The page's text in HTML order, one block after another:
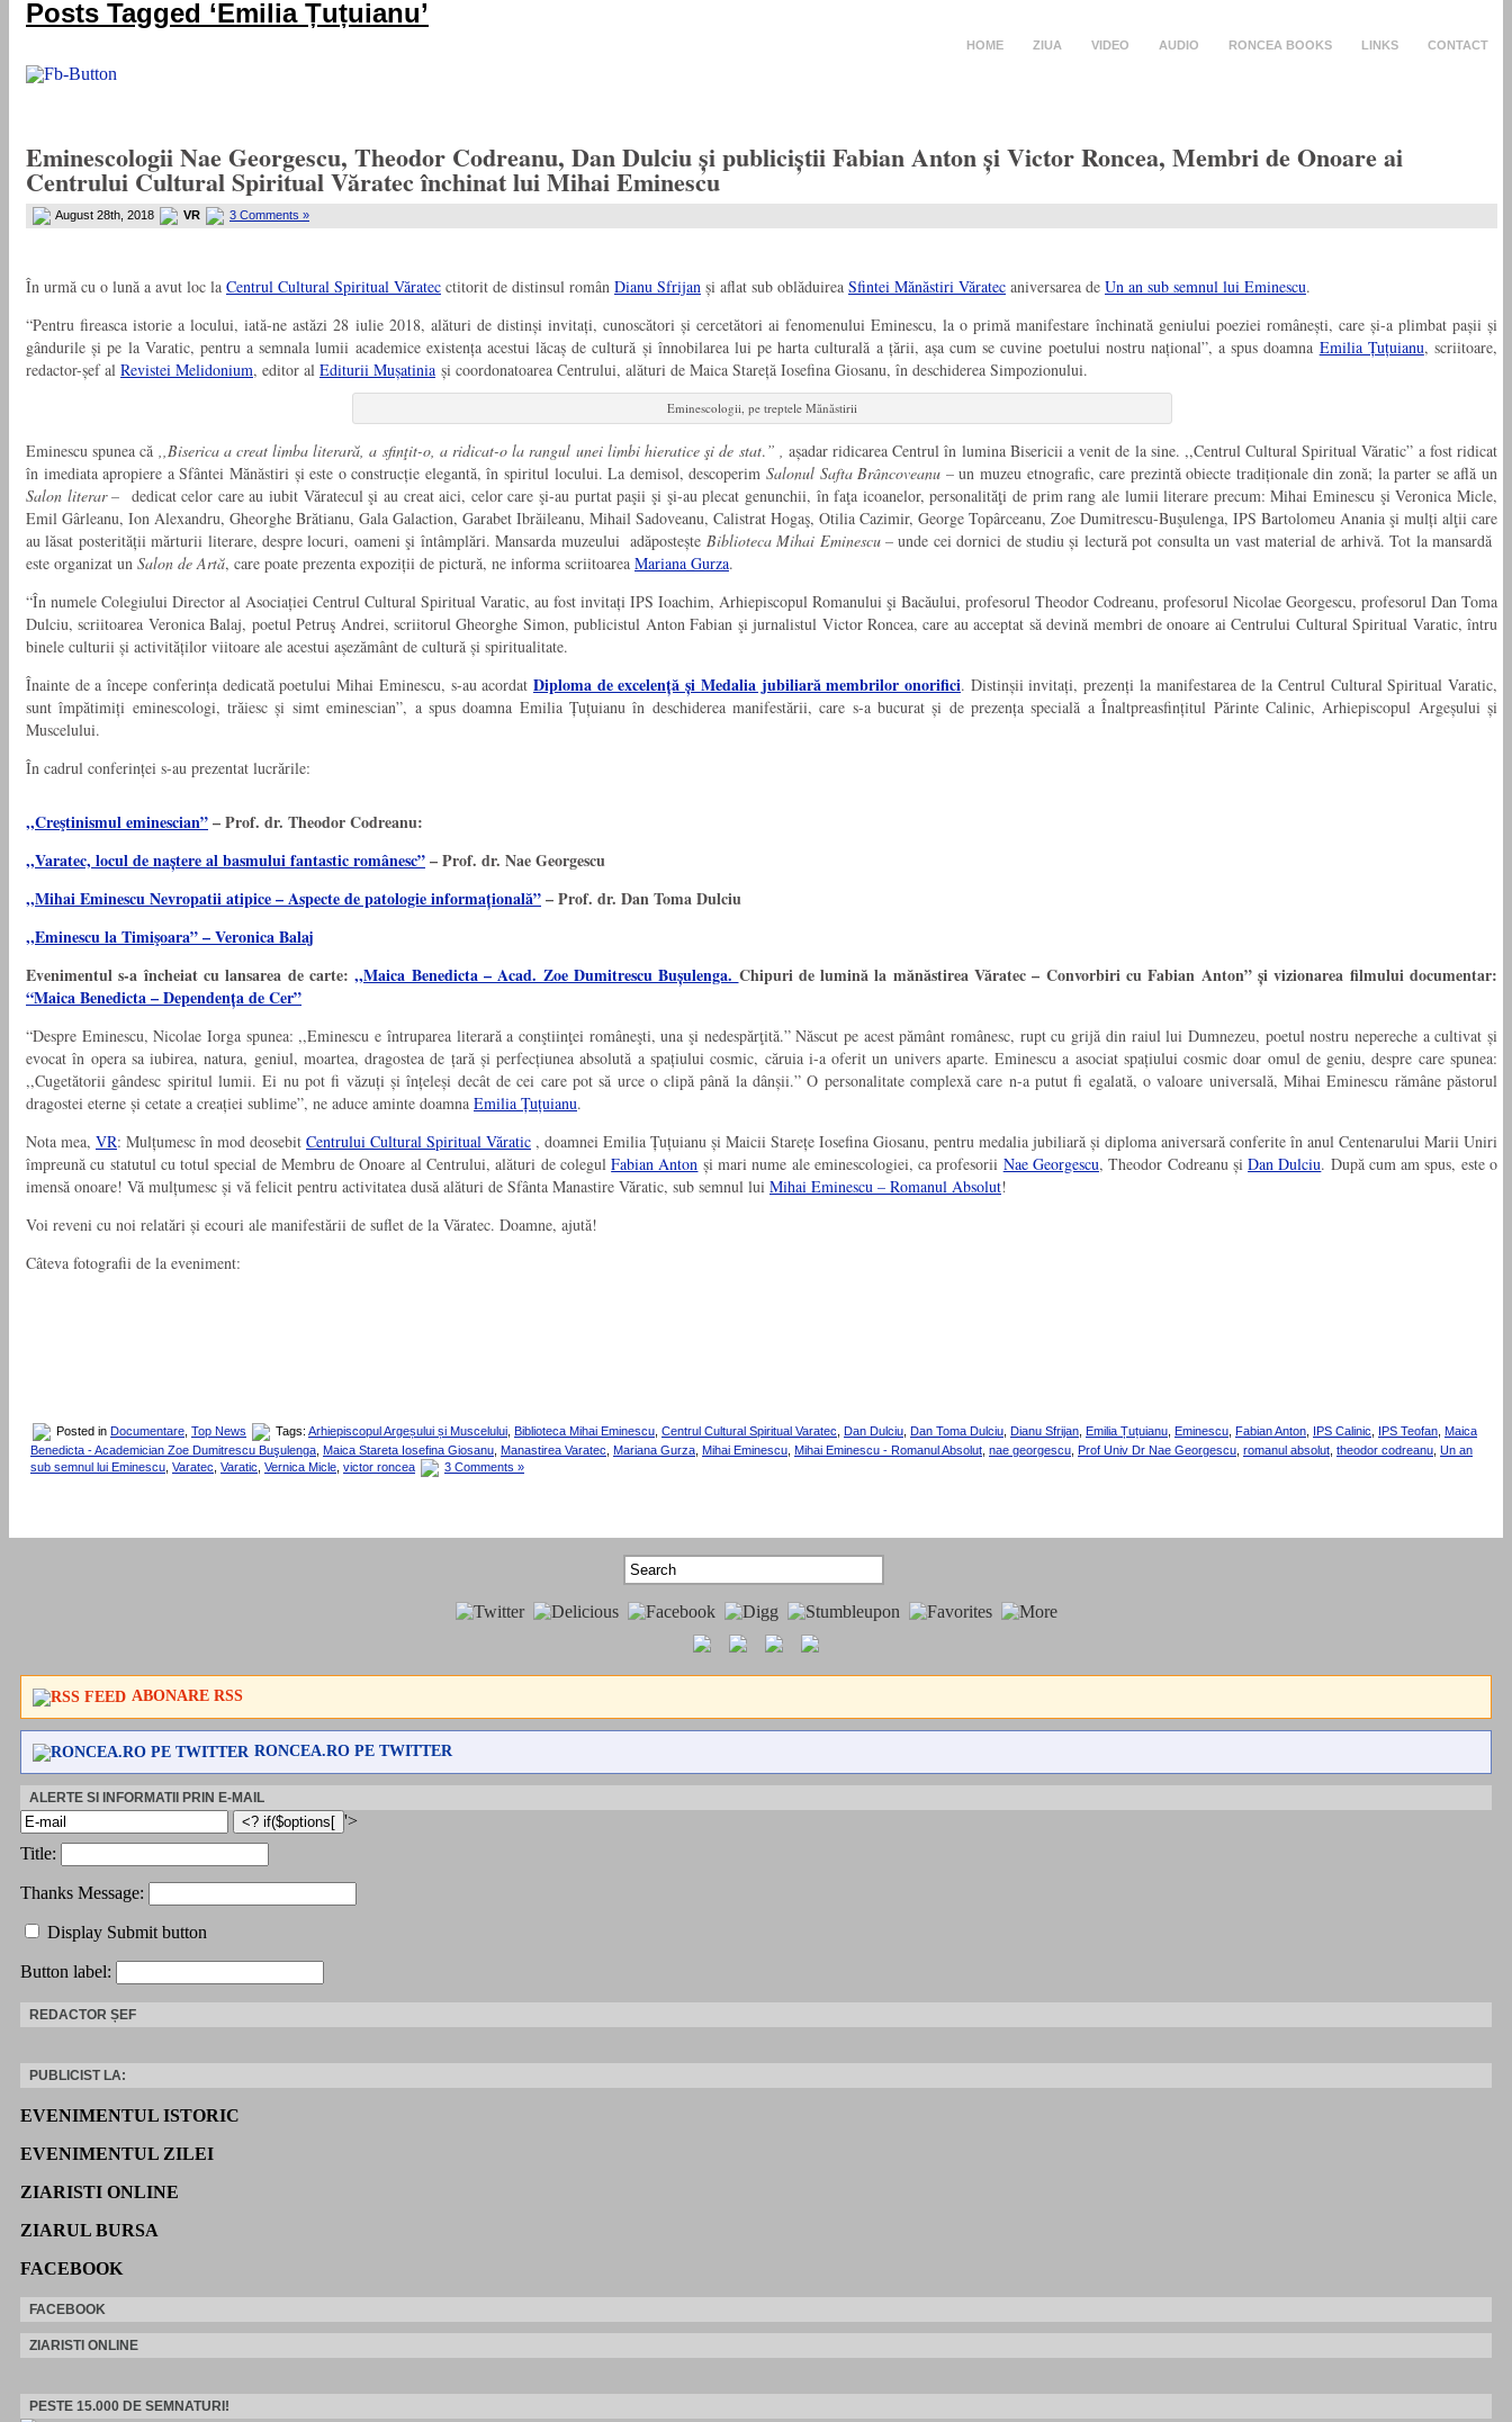
HOME ZIUA VIDEO AUDIO RONCEA BOOKS LINKS CONTACT
Posts Tagged ‘Emilia Țuțuianu’
Eminescologii Nae Georgescu, Theodor Codreanu, Dan Dulciu și publiciștii Fabian Anton și Victor Roncea, Membri de Onoare ai
Centrului Cultural Spiritual Văratec închinat lui Mihai Eminescu
August 28th, 2018 VR 3 Comments »
În urmă cu o lună a avut loc la Centrul Cultural Spiritual Văratec ctitorit de distinsul român Dianu Sfrijan și aflat sub oblăduirea Sfintei Mănăstiri Văratec aniversarea de Un an sub semnul lui Eminescu.
“Pentru fireasca istorie a locului, iată-ne astăzi 28 iulie 2018, alături de distinși invitați, cunoscători și cercetători ai fenomenului Eminescu, la o primă manifestare închinată geniului poeziei românești, care și-a plimbat pașii și
gândurile și pe la Varatic, pentru a semnala lumii academice existența acestui lăcaș de cultură și înnobilarea lui pe harta culturală a țării, așa cum se cuvine poetului nostru național”, a spus doamna Emilia Țuțuianu, scriitoare,
redactor-șef al Revistei Melidonium, editor al Editurii Mușatinia și coordonatoarea Centrului, alături de Maica Stareță Iosefina Giosanu, în deschiderea Simpozionului.
Eminescologii, pe treptele Mănăstirii
Eminescu spunea că ,,Biserica a creat limba literară, a sfinţit-o, a ridicat-o la rangul unei limbi hieratice şi de stat.” , așadar ridicarea Centrul în lumina Bisericii a venit de la sine. ,,Centrul Cultural Spiritual Văratic” a fost ridicat
în imediata apropiere a Sfântei Mănăstiri și este o construcție elegantă, în spiritul locului. La demisol, descoperim Salonul Safta Brâncoveanu –un muzeu etnografic, care prezintă obiecte tradiționale din zonă; la parter se află un
Salon literar – dedicat celor care au iubit Văratecul şi au creat aici, celor care şi-au purtat paşii şi şi-au plecat genunchii, în faţa icoanelor, personalităţi de prim rang ale lumii literare precum: Mihai Eminescu şi Veronica Micle,
Emil Gârleanu, Ion Alexandru, Gheorghe Brătianu, Gala Galaction, Garabet Ibrăileanu, Mihail Sadoveanu, Calistrat Hogaş, Otilia Cazimir, George Topârceanu, Zoe Dumitrescu-Buşulenga, IPS Bartolomeu Anania şi mulți alţii care
au lăsat posterității mărturii literare, despre locuri, oameni şi întâmplări. Mansarda muzeului adăpostește Biblioteca Mihai Eminescu –unde cei dornici de studiu și lectură pot consulta un vast material de arhivă. Tot la mansardă
este organizat un Salon de Artă, care poate prezenta expoziții de pictură, ne informa scriitoarea Mariana Gurza.
“În numele Colegiului Director al Asociației Centrul Cultural Spiritual Varatic, au fost invitați IPS Ioachim, Arhiepiscopul Romanului şi Bacăului, profesorul Theodor Codreanu, profesorul Nicolae Georgescu, profesorul Dan Toma
Dulciu, scriitoarea Veronica Balaj, poetul Petruş Andrei, scriitorul Gheorghe Simon, publicistul Anton Fabian şi jurnalistul Victor Roncea, care au acceptat să devină membri de onoare ai Centrului Cultural Spiritual Varatic, întru
binele culturii și activităților viitoare ale acestui așezământ de cultură și spiritualitate.
Înainte de a începe conferința dedicată poetului Mihai Eminescu, s-au acordat Diploma de excelență și Medalia jubiliară membrilor onorifici. Distinșii invitați, prezenți la manifestarea de la Centrul Cultural Spiritual Varatic,
sunt împătimiți eminescologi, trăiesc și simt eminescian”, a spus doamna Emilia Țuțuianu în deschiderea manifestării, care s-a bucurat și de prezența specială aÎnaltpreasfințitul Părinte Calinic, Arhiepiscopul Argeșului și
Muscelului.
În cadrul conferinței s-au prezentat lucrările:
,,Creştinismul eminescian”– Prof. dr. Theodor Codreanu:
,,Varatec, locul de naștere al basmului fantastic românesc”– Prof. dr. Nae Georgescu
,,Mihai Eminescu Nevropatii atipice – Aspecte de patologie informațională”– Prof. dr. Dan Toma Dulciu
,,Eminescu la Timişoara” – Veronica Balaj
Evenimentul s-a încheiat cu lansarea de carte:,,Maica Benedicta – Acad. Zoe Dumitrescu Bușulenga. Chipuri de lumină la mănăstirea Văratec – Convorbiri cu Fabian Anton” și vizionarea filmului documentar:
“Maica Benedicta – Dependența de Cer”
“Despre Eminescu, Nicolae Iorga spunea: ,,Eminescu e întruparea literară a conştiinţei româneşti, una şi nedespărţită.” Născut pe acest pământ românesc, rupt cu grijă din raiul lui Dumnezeu, poetul nostru nepereche a cultivat și
evocat în opera sa iubirea, natura, geniul, moartea, dragostea de țară și perfecțiunea absolută a spațiului cosmic, căruia i-a oferit un univers aparte. Eminescu a asociat spațiului cosmic doar omul de geniu, despre care spunea:
,,Cugetătorii gândesc spiritul lumii. Ei nu pot fi văzuți și înțeleși decât de cei care pot să urce o clipă până la dânșii.” O personalitate complexă care n-a putut fi egalată, o valoare universală, Mihai Eminescu rămâne păstorul
dragostei eterne și cetate a creației sublime”, ne aduce aminte doamna Emilia Țuțuianu.
Nota mea, VR: Mulțumesc în mod deosebit Centrului Cultural Spiritual Văratic , doamnei Emilia Țuțuianu și Maicii Starețe Iosefina Giosanu, pentru medalia jubiliară și diploma aniversară conferite în anul Centenarului Marii Uniri
împreună cu statutul cu totul special de Membru de Onoare al Centrului, alături de colegulFabian Anton și mari nume ale eminescologiei, ca profesorii Nae Georgescu, Theodor Codreanu șiDan Dulciu. După cum am spus, este o
imensă onoare! Vă mulțumesc și vă felicit pentru activitatea dusă alături de Sfânta Manastire Văratic, sub semnul lui Mihai Eminescu – Romanul Absolut!
Voi reveni cu noi relatări și ecouri ale manifestării de suflet de la Văratec. Doamne, ajută!
Câteva fotografii de la eveniment:
Posted in Documentare Top News Tags: Arhiepiscopul Argeșului și Muscelului Biblioteca Mihai Eminescu Centrul Cultural Spiritual Varatec Dan Dulciu Dan Toma Dulciu Dianu Sfrijan Emilia Țuțuianu Eminescu Fabian Anton IPS Calinic IPS Teofan Maica
Benedicta - Academician Zoe Dumitrescu Buşulenga Maica Stareta Iosefina Giosanu Manastirea Varatec Mariana Gurza Mihai Eminescu Mihai Eminescu - Romanul Absolut nae georgescu Prof Univ Dr Nae Georgescu romanul absolut theodor codreanu Un an
sub semnul lui Eminescu Varatec Varatic Vernica Micle victor roncea 3 Comments »
ABONARE RSS
RONCEA.RO PE TWITTER
ALERTE SI INFORMATII PRIN E-MAIL
'>
Title:
Thanks Message:
Display Submit button
Button label:
REDACTOR ȘEF
PUBLICIST LA:
EVENIMENTUL ISTORIC
EVENIMENTUL ZILEI
ZIARISTI ONLINE
ZIARUL BURSA
FACEBOOK
FACEBOOK
ZIARISTI ONLINE
PESTE 15.000 DE SEMNATURI!